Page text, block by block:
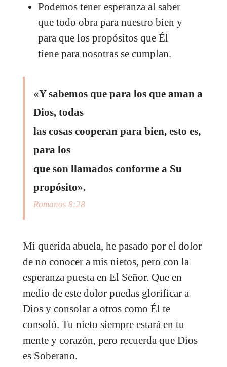
Podemos tener esperanza al saber
que todo obra para nuestro bien y
para que los propósitos que Él
tiene para nosotras se cumplan.
«Y sabemos que para los que aman a
Dios, todas
las cosas cooperan para bien, esto es,
para los
que son llamados conforme a Su
propósito».
Romanos 8:28
Mi querida abuela, he pasado por el dolor
de no conocer a mis nietos, pero con la
esperanza puesta en El Señor. Que en
medio de este dolor puedas glorificar a
Dios y consolar a otros como Él te
consoló. Tu nieto siempre estará en tu
mente y corazón, pero recuerda que Dios
es Soberano.